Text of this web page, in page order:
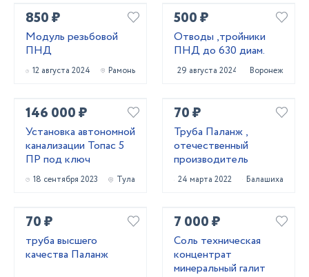
850 ₽
Модуль резьбовой
ПНД
12 августа 2024 Рамонь
500 ₽
Отводы ,тройники
ПНД до 630 диам.
29 августа 2024 Воронеж
146 000 ₽
Установка автономной
канализации Топас 5
ПР под ключ
18 сентября 2023 Тула
70 ₽
Труба Паланж ,
отечественный
производитель
24 марта 2022 Балашиха
70 ₽
труба высшего
качества Паланж
7 000 ₽
Соль техническая
концентрат
минеральный галит